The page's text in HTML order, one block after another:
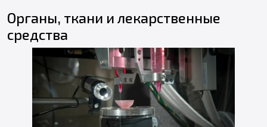
Органы, ткани и лекарственные
средства